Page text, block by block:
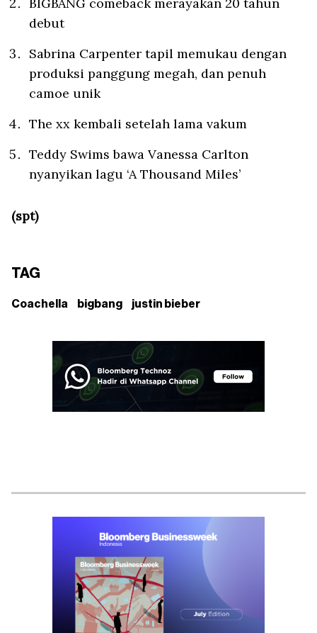
BIGBANG comeback merayakan 20 tahun
debut
Sabrina Carpenter tapil memukau dengan
produksi panggung megah, dan penuh
camoe unik
The xx kembali setelah lama vakum
Teddy Swims bawa Vanessa Carlton
nyanyikan lagu ‘A Thousand Miles’
(spt)
TAG
Coachella bigbang justin bieber